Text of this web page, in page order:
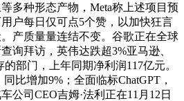
多种形态产物，Meta称上述项目预
户每日仅可点5个赞，以加快狂言
产质量量连结不变。谷歌正在全球
询拜访，英伟达跌超3%亚马逊、
部门，上年同期净利润117亿元。
比增加9%；全面临标ChatGPT，
公司CEO吉姆·法利正在11月12日